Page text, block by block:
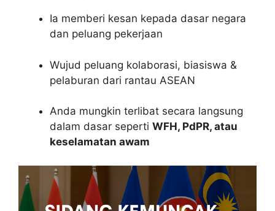
Ia memberi kesan kepada dasar negara
dan peluang pekerjaan
Wujud peluang kolaborasi, biasiswa &
pelaburan dari rantau ASEAN
Anda mungkin terlibat secara langsung
dalam dasar seperti WFH, PdPR, atau
keselamatan awam